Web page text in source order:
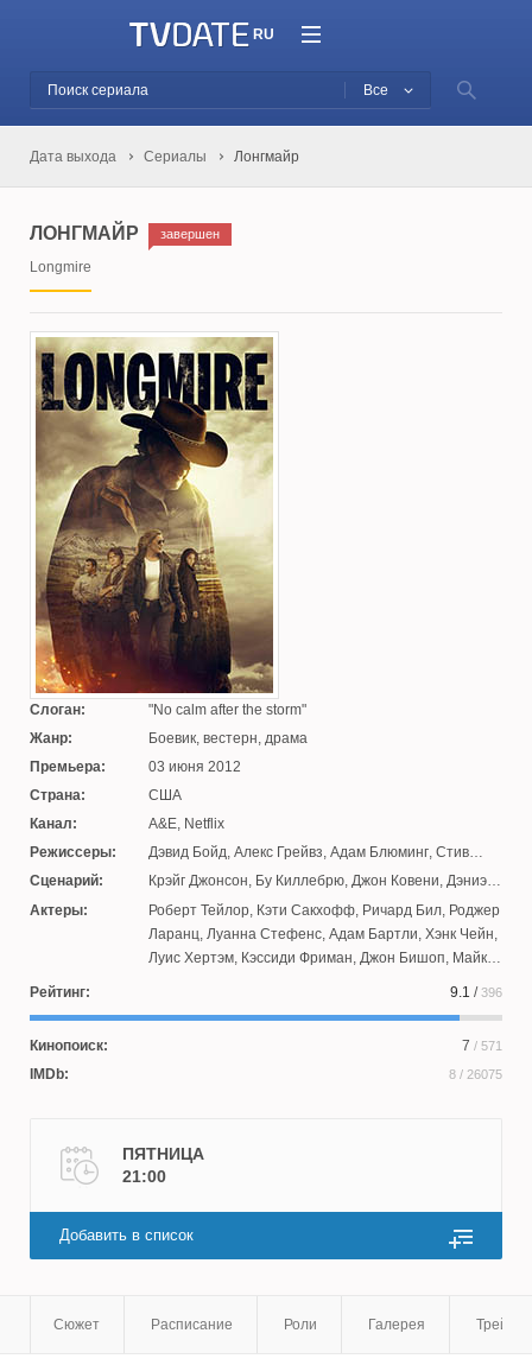
RU
Все
Дата выхода Сериалы Лонгмайр
ЛОНГМАЙР завершен
Longmire
Слоган:
No calm after the storm
Жанр:
Боевик, вестерн, драма
Премьера:
03 июня 2012
Страна:
США
Канал:
A&E, Netflix
Режиссеры:
Дэвид Бойд, Алекс Грейвз, Адам Блюминг, Стив
Робин ,Майкл Оффер ,Джеймс М. Муро,Питер
Сценарий: Крэйг Джонсон, Бу Киллебрю, Джон Ковени, Дэниэл
С. Коннолли
Хант Болдуин , Шери Холман
Тони
Актеры: Роберт Тейлор, Кэти Сакхофф, Ричард Бил, Роджер
Ларанц, Луанна Стефенс, Адам Бартли, Хэнк Чейн,
Луис Хертэм, Кэссиди Фриман, Джон Бишоп, Майкл
Рейтинг: 9.1 /396
Кинопоиск: 7 / 571
IMDb: 8 / 26075
ПЯТНИЦА
21:00
Добавить в список
Сюжет Расписание Роли Галерея